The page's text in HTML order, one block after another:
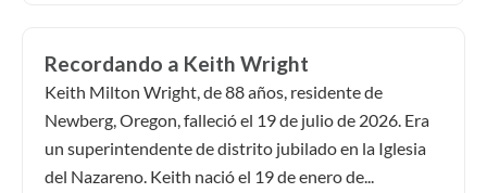
Recordando a Keith Wright
Keith Milton Wright, de 88 años, residente de
Newberg, Oregon, falleció el 19 de julio de 2026. Era
un superintendente de distrito jubilado en la Iglesia
del Nazareno. Keith nació el 19 de enero de...